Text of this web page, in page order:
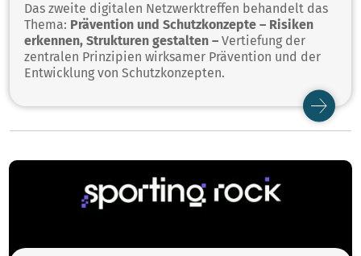
Das zweite digitalen Netzwerktreffen behandelt das
Thema: Prävention und Schutzkonzepte – Risiken
erkennen, Strukturen gestalten – Vertiefung der
zentralen Prinzipien wirksamer Prävention und der
Entwicklung von Schutzkonzepten.